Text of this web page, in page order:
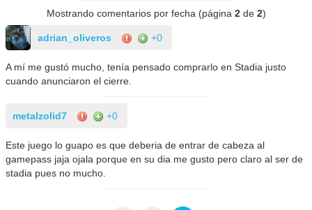
Mostrando comentarios por fecha (página 2de 2)
adrian_oliveros +0
A mí me gustó mucho, tenía pensado comprarlo en Stadia justo
cuando anunciaron el cierre.
metalzolid7 +0
Este juego lo guapo es que deberia de entrar de cabeza al
gamepass jaja ojala porque en su dia me gusto pero claro al ser de
stadia pues no mucho.